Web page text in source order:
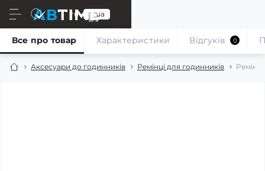
ru ua
Аксесуари до годинників Ремінці для годинників
Все про товар Характеристики Відгуків 0